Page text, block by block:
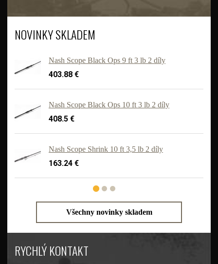
NOVINKY SKLADEM
Nash Scope Black Ops 9 ft 3 lb 2 díly
403.88 €
Nash Scope Black Ops 10 ft 3 lb 2 díly
408.5 €
Nash Scope Shrink 10 ft 3,5 lb 2 díly
163.24 €
Všechny novinky skladem
RYCHLÝ KONTAKT